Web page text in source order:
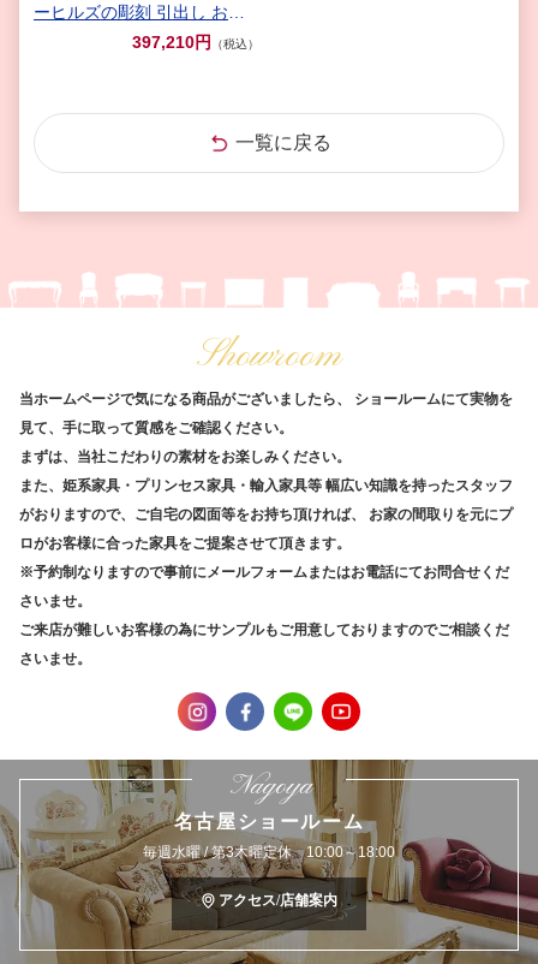
ーヒルズの彫刻 引出し お花
模様の彫刻付き ホワイト色
397,210円 （税込）
一覧に戻る
Showroom
当ホームページで気になる商品がございましたら、
ショールームにて実物を
見て、手に取って質感をご確認ください。
まずは、当社こだわりの素材をお楽しみください。
また、姫系家具・プリンセス家具・輸入家具等 幅広い知識を持ったスタッフ
がおりますので、ご自宅の図面等をお持ち頂ければ、
お家の間取りを元にプ
ロがお客様に合った家具をご提案させて頂きます。
※予約制なりますので事前にメールフォームまたはお電話にてお問合せくだ
さいませ。
ご来店が難しいお客様の為にサンプルもご用意しておりますのでご相談くだ
さいませ。
Nagoya
名古屋ショールーム
毎週水曜 / 第3木曜定休 10:00～18:00
アクセス/店舗案内